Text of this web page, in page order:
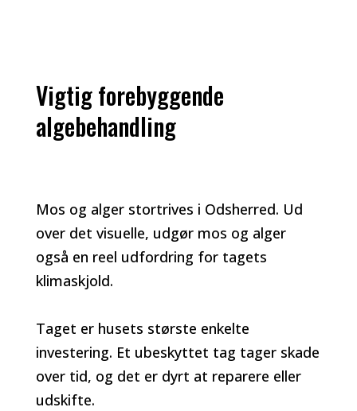
Vigtig forebyggende
algebehandling
Mos og alger stortrives i Odsherred. Ud
over det visuelle, udgør mos og alger
også en reel udfordring for tagets
klimaskjold.
Taget er husets største enkelte
investering. Et ubeskyttet tag tager skade
over tid, og det er dyrt at reparere eller
udskifte.